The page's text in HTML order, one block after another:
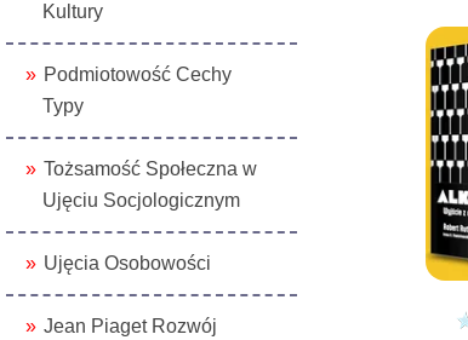
Kultury
Podmiotowość Cechy
Typy
Tożsamość Społeczna w
Ujęciu Socjologicznym
Ujęcia Osobowości
Jean Piaget Rozwój